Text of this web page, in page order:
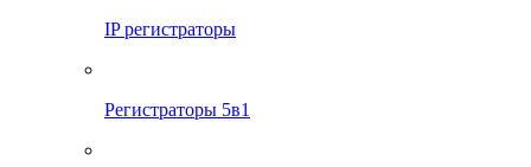
IP регистраторы
Регистраторы 5в1